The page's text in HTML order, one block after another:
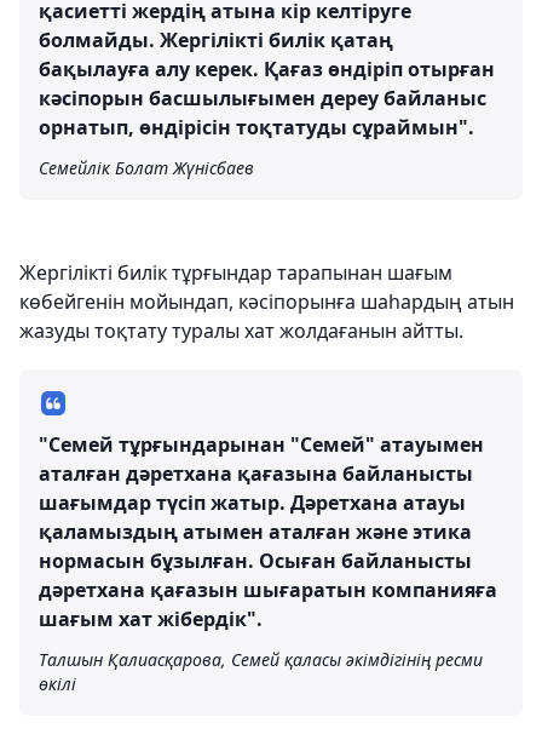
қасиетті жердің атына кір келтіруге
болмайды. Жергілікті билік қатаң
бақылауға алу керек. Қағаз өндіріп отырған
кәсіпорын басшылығымен дереу байланыс
орнатып, өндірісін тоқтатуды сұраймын".
Семейлік Болат Жүнісбаев
Жергілікті билік тұрғындар тарапынан шағым
көбейгенін мойындап, кәсіпорынға шаһардың атын
жазуды тоқтату туралы хат жолдағанын айтты.
"Семей тұрғындарынан "Семей" атауымен
аталған дәретхана қағазына байланысты
шағымдар түсіп жатыр. Дәретхана атауы
қаламыздың атымен аталған және этика
нормасын бұзылған. Осыған байланысты
дәретхана қағазын шығаратын компанияға
шағым хат жібердік".
Талшын Қалиасқарова, Семей қаласы әкімдігінің ресми
өкілі